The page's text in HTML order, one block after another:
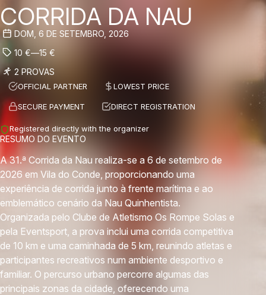
CORRIDA DA NAU
DOM, 6 DE SETEMBRO, 2026
10 €—15 €
2 PROVAS
OFFICIAL PARTNER LOWEST PRICE
SECURE PAYMENT DIRECT REGISTRATION
Registered directly with the organizer
RESUMO DO EVENTO
A 31.ª Corrida da Nau realiza-se a 6 de setembro de
2026 em Vila do Conde, proporcionando uma
experiência de corrida junto à frente marítima e ao
emblemático cenário da Nau Quinhentista.
Organizada pelo Clube de Atletismo Os Rompe Solas e
pela Eventsport, a prova inclui uma corrida competitiva
de 10 km e uma caminhada de 5 km, reunindo atletas e
participantes recreativos num ambiente desportivo e
familiar. O percurso urbano percorre algumas das
principais zonas da cidade, oferecendo uma